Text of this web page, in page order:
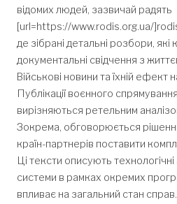
відомих людей, зазвичай радять
[url=https://www.rodis.org.ua/
де зібрані детальні розбори, які
документальні свідчення з
Військові новини та їхній ефект
Публікації воєнного
вирізняються ретельним
Зокрема, обговорюється
країн-партнерів поставити
Ці тексти описують
системи в рамках окремих
впливає на загальний стан